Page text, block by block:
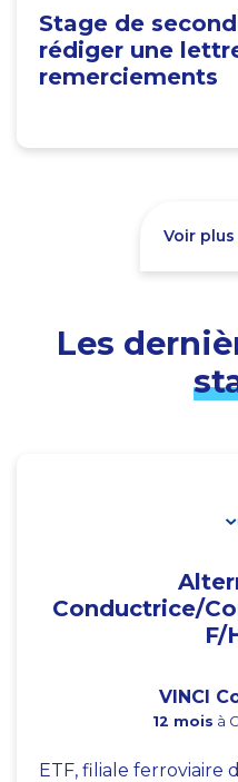
Stage de
rédiger une
remerciements
Voir
Les
Conductrice/
F/
VINCI
12 mois à
ETF, filiale ferroviaire